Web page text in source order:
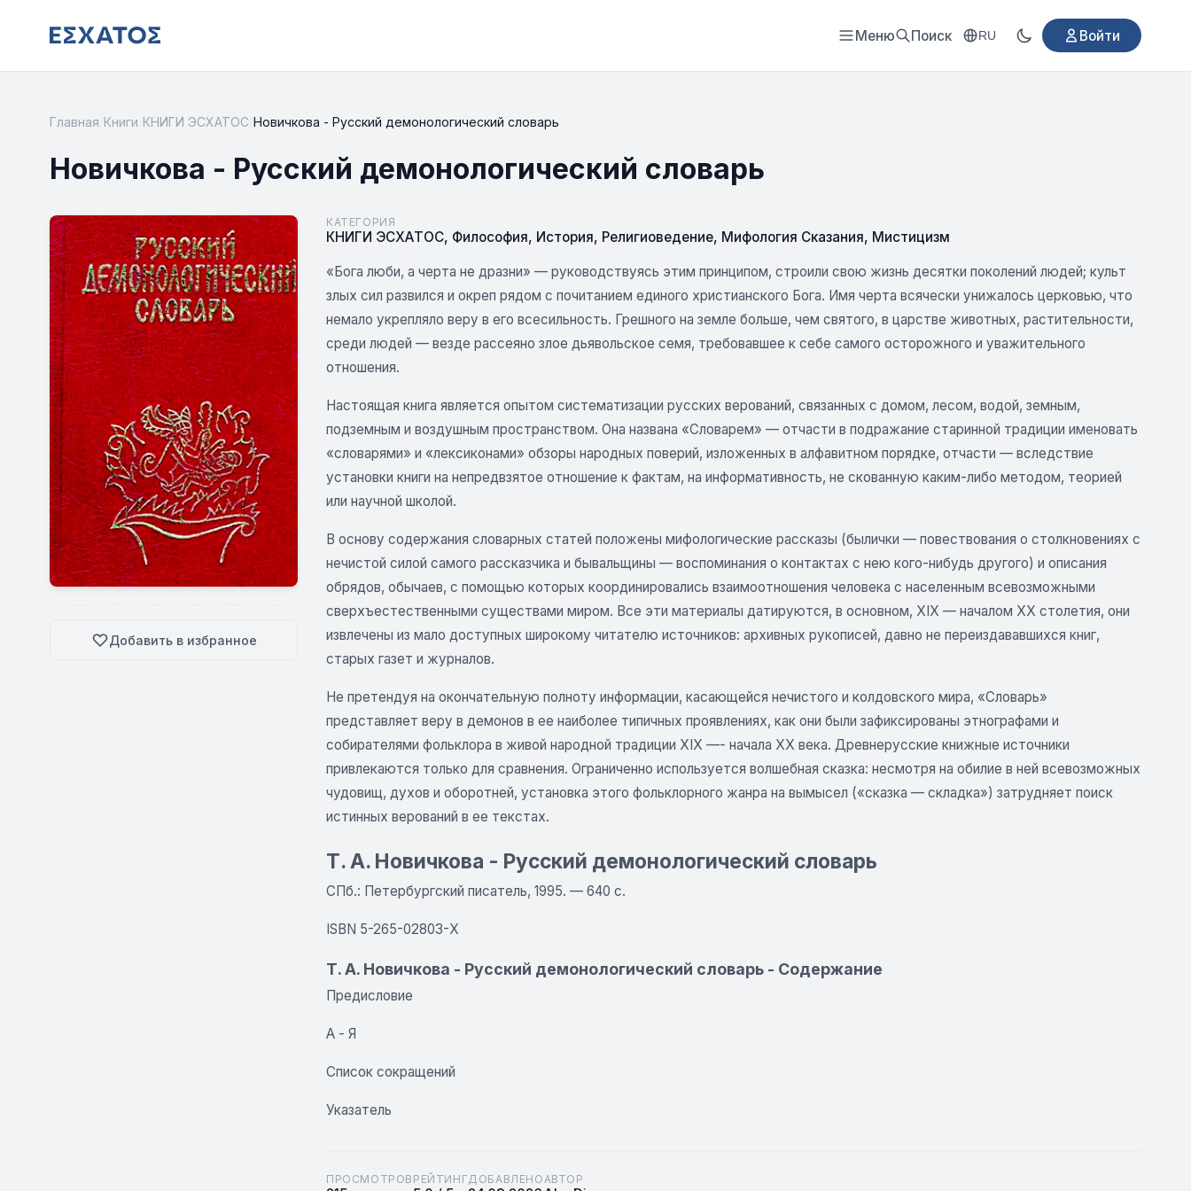
Меню Поиск RU Войти
Главная Книги КНИГИ ЭСХАТОС Новичкова - Русский демонологический словарь
Новичкова - Русский демонологический словарь
Добавить в избранное
КАТЕГОРИЯ
КНИГИ ЭСХАТОС, Философия, История, Религиоведение, Мифология Сказания, Мистицизм
«Бога люби, а черта не дразни» — руководствуясь этим принципом, строили свою жизнь десятки поколений людей; культ
злых сил развился и окреп рядом с почитанием единого христианского Бога. Имя черта всячески унижалось церковью, что
немало укрепляло веру в его всесильность. Грешного на земле больше, чем святого, в царстве животных, растительности,
среди людей — везде рассеяно злое дьявольское семя, требовавшее к себе самого осторожного и уважительного
отношения.
Настоящая книга является опытом систематизации русских верований, связанных с домом, лесом, водой, земным,
подземным и воздушным пространством. Она названа «Словарем» — отчасти в подражание старинной традиции именовать
«словарями» и «лексиконами» обзоры народных поверий, изложенных в алфавитном порядке, отчасти — вследствие
установки книги на непредвзятое отношение к фактам, на информативность, не скованную каким-либо методом, теорией
или научной школой.
В основу содержания словарных статей положены мифологические рассказы (былички — повествования о столкновениях с
нечистой силой самого рассказчика и бывальщины — воспоминания о контактах с нею кого-нибудь другого) и описания
обрядов, обычаев, с помощью которых координировались взаимоотношения человека с населенным всевозможными
сверхъестественными существами миром. Все эти материалы датируются, в основном, XIX — началом XX столетия, они
извлечены из мало доступных широкому читателю источников: архивных рукописей, давно не переиздававшихся книг,
старых газет и журналов.
Не претендуя на окончательную полноту информации, касающейся нечистого и колдовского мира, «Словарь»
представляет веру в демонов в ее наиболее типичных проявлениях, как они были зафиксированы этнографами и
собирателями фольклора в живой народной традиции XIX —- начала XX века. Древнерусские книжные источники
привлекаются только для сравнения. Ограниченно используется волшебная сказка: несмотря на обилие в ней всевозможных
чудовищ, духов и оборотней, установка этого фольклорного жанра на вымысел («сказка — складка») затрудняет поиск
истинных верований в ее текстах.
Т. А. Новичкова - Русский демонологический словарь
СПб.: Петербургский писатель, 1995. — 640 с.
ISBN 5-265-02803-Х
Т. А. Новичкова - Русский демонологический словарь - Содержание
Предисловие
А - Я
Список сокращений
Указатель
ПРОСМОТРОВ РЕЙТИНГДОБАВЛЕНОАВТОР